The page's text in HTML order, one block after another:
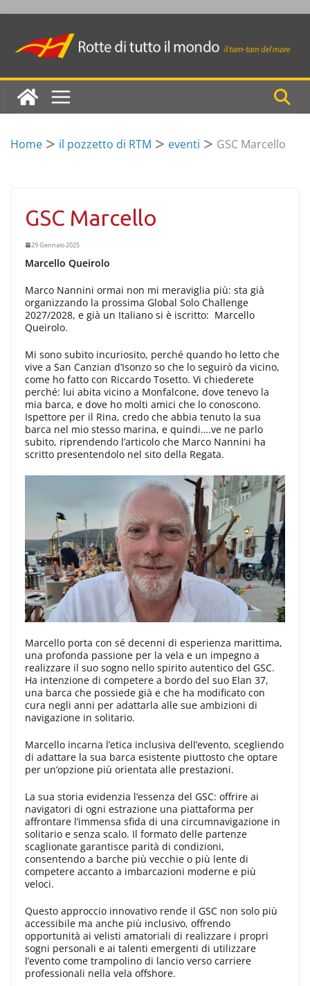
to
Home il pozzetto di RTM eventi GSC Marcello
GSC Marcello
29 Gennaio 2025
Marcello Queirolo
Marco Nannini ormai non mi meraviglia più: sta già
organizzando la prossima Global Solo Challenge
2027/2028, e già un Italiano si è iscritto: Marcello
Queirolo.
Mi sono subito incuriosito, perché quando ho letto che
vive a San Canzian d’Isonzo so che lo seguirò da vicino,
come ho fatto con Riccardo Tosetto. Vi chiederete
perché: lui abita vicino a Monfalcone, dove tenevo la
mia barca, e dove ho molti amici che lo conoscono.
Ispettore per il Rina, credo che abbia tenuto la sua
barca nel mio stesso marina, e quindi….ve ne parlo
subito, riprendendo l’articolo che Marco Nannini ha
scritto presentendolo nel sito della Regata.
Marcello porta con sé decenni di esperienza marittima,
una profonda passione per la vela e un impegno a
realizzare il suo sogno nello spirito autentico del GSC.
Ha intenzione di competere a bordo del suo Elan 37,
una barca che possiede già e che ha modificato con
cura negli anni per adattarla alle sue ambizioni di
navigazione in solitario.
Marcello incarna l’etica inclusiva dell’evento, scegliendo
di adattare la sua barca esistente piuttosto che optare
per un’opzione più orientata alle prestazioni.
La sua storia evidenzia l’essenza del GSC: offrire ai
navigatori di ogni estrazione una piattaforma per
affrontare l’immensa sfida di una circumnavigazione in
solitario e senza scalo. Il formato delle partenze
scaglionate garantisce parità di condizioni,
consentendo a barche più vecchie o più lente di
competere accanto a imbarcazioni moderne e più
veloci.
Questo approccio innovativo rende il GSC non solo più
accessibile ma anche più inclusivo, offrendo
opportunità ai velisti amatoriali di realizzare i propri
sogni personali e ai talenti emergenti di utilizzare
l’evento come trampolino di lancio verso carriere
professionali nella vela offshore.